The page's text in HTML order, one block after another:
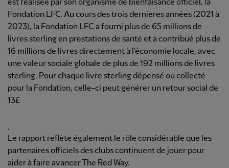
est réalisée par son organisme de bienfaisance officiel, la
Fondation LFC. Au cours des trois dernières années (2021 à
2023), la Fondation LFC a fourni plus de 65 millions de
livres sterling en prestations de santé et a contribué plus de
16 millions de livres directement à l'économie locale, avec
une valeur sociale globale de plus de 192 millions de livres
sterling. Pour chaque livre sterling dépensé ou collecté
pour la Fondation, celle-ci peut générer un retour social de
13£
.
Le rapport reflète également le rôle considérable que les
partenaires officiels des clubs continuent de jouer pour
aider à faire avancer The Red Way.